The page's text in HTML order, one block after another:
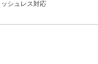
シュレス対応